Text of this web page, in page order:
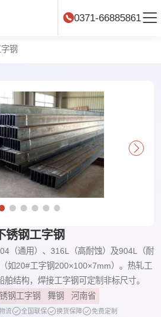
0371-66885861
钢
锈钢工字钢
（通用）、316L（高耐蚀）及904L（耐
如20#工字钢200×100×7mm）。热轧工
结构，焊接工字钢可定制非标尺寸。
钢工字钢
舞钢 河南省
流 全国联保 换货保障 免费定制